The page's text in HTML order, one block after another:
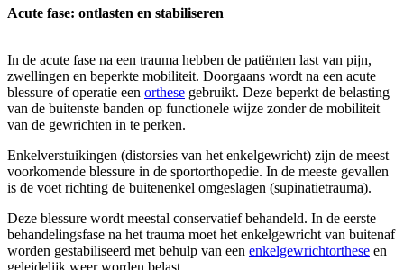
Acute fase: ontlasten en stabiliseren
In de acute fase na een trauma hebben de patiënten last van pijn,
zwellingen en beperkte mobiliteit. Doorgaans wordt na een acute
blessure of operatie een orthese gebruikt. Deze beperkt de belasting
van de buitenste banden op functionele wijze zonder de mobiliteit
van de gewrichten in te perken.
Enkelverstuikingen (distorsies van het enkelgewricht) zijn de meest
voorkomende blessure in de sportorthopedie. In de meeste gevallen
is de voet richting de buitenenkel omgeslagen (supinatietrauma).
Deze blessure wordt meestal conservatief behandeld. In de eerste
behandelingsfase na het trauma moet het enkelgewricht van buitenaf
worden gestabiliseerd met behulp van een enkelgewrichtorthese en
geleidelijk weer worden belast.